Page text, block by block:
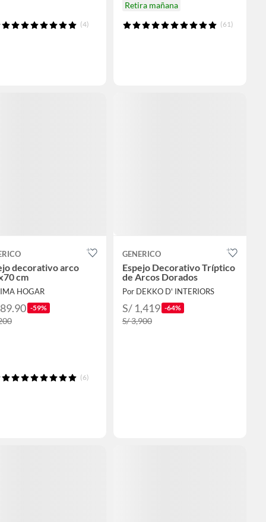
(4)
Retira mañana
(61)
decorativo arco
cm
HOGAR
-59%
(6)
GENERICO
Espejo Decorativo Tríptico
de Arcos Dorados
Por DEKKO D' INTERIORS
S/ 1,419 -64%
S/ 3,900